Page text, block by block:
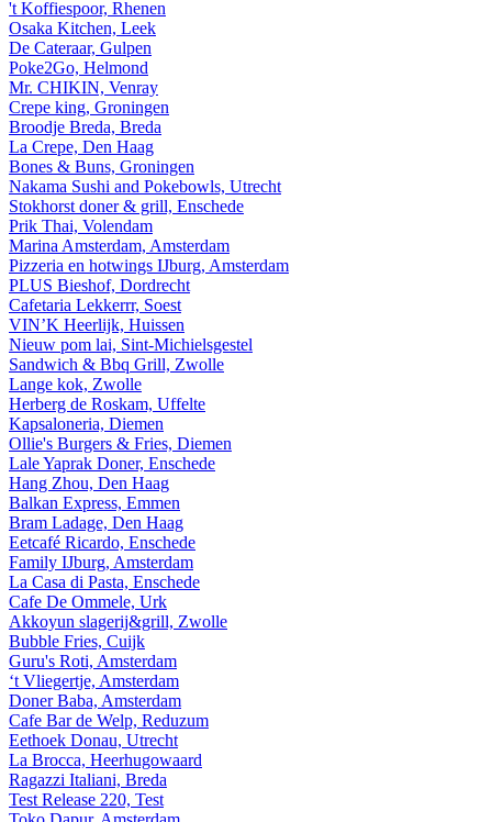
't Koffiespoor, Rhenen
Osaka Kitchen, Leek
De Cateraar, Gulpen
Poke2Go, Helmond
Mr. CHIKIN, Venray
Crepe king, Groningen
Broodje Breda, Breda
La Crepe, Den Haag
Bones & Buns, Groningen
Nakama Sushi and Pokebowls, Utrecht
Stokhorst doner & grill, Enschede
Prik Thai, Volendam
Marina Amsterdam, Amsterdam
Pizzeria en hotwings IJburg, Amsterdam
PLUS Bieshof, Dordrecht
Cafetaria Lekkerrr, Soest
VIN’K Heerlijk, Huissen
Nieuw pom lai, Sint-Michielsgestel
Sandwich & Bbq Grill, Zwolle
Lange kok, Zwolle
Herberg de Roskam, Uffelte
Kapsaloneria, Diemen
Ollie's Burgers & Fries, Diemen
Lale Yaprak Doner, Enschede
Hang Zhou, Den Haag
Balkan Express, Emmen
Bram Ladage, Den Haag
Eetcafé Ricardo, Enschede
Family IJburg, Amsterdam
La Casa di Pasta, Enschede
Cafe De Ommele, Urk
Akkoyun slagerij&grill, Zwolle
Bubble Fries, Cuijk
Guru's Roti, Amsterdam
‘t Vliegertje, Amsterdam
Doner Baba, Amsterdam
Cafe Bar de Welp, Reduzum
Eethoek Donau, Utrecht
La Brocca, Heerhugowaard
Ragazzi Italiani, Breda
Test Release 220, Test